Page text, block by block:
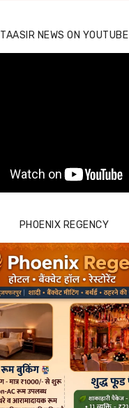
TAASIR NEWS ON YOUTUBE
PHOENIX REGENCY